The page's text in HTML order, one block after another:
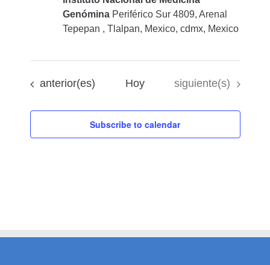
Genómina Periférico Sur 4809, Arenal
Tepepan , Tlalpan, Mexico, cdmx, Mexico
Eventos
anterior(es) Hoy Eventos
siguiente(s)
Subscribe to calendar